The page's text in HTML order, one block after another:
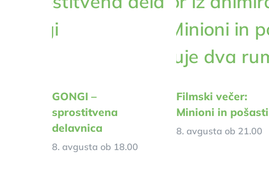
GONGI –
sprostitvena
delavnica
8. avgusta ob 18.00
Filmski večer:
Minioni in pošasti
8. avgusta ob 21.00